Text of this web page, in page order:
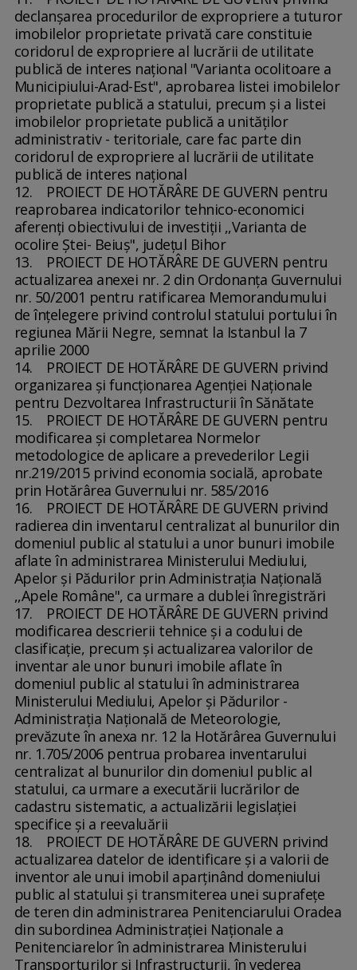
declanşarea procedurilor de expropriere a tuturor
imobilelor proprietate privată care constituie
coridorul de expropriere al lucrării de utilitate
publică de interes naţional "Varianta ocolitoare a
Municipiului-Arad-Est", aprobarea listei imobilelor
proprietate publică a statului, precum şi a listei
imobilelor proprietate publică a unităţilor
administrativ - teritoriale, care fac parte din
coridorul de expropriere al lucrării de utilitate
publică de interes naţional
12. PROIECT DE HOTĂRÂRE DE GUVERN pentru
reaprobarea indicatorilor tehnico-economici
aferenţi obiectivului de investiţii ,,Varianta de
ocolire Ştei- Beiuş", judeţul Bihor
13. PROIECT DE HOTĂRÂRE DE GUVERN pentru
actualizarea anexei nr. 2 din Ordonanţa Guvernului
nr. 50/2001 pentru ratificarea Memorandumului
de înţelegere privind controlul statului portului în
regiunea Mării Negre, semnat la Istanbul la 7
aprilie 2000
14. PROIECT DE HOTĂRÂRE DE GUVERN privind
organizarea şi funcţionarea Agenţiei Naţionale
pentru Dezvoltarea Infrastructurii în Sănătate
15. PROIECT DE HOTĂRÂRE DE GUVERN pentru
modificarea şi completarea Normelor
metodologice de aplicare a prevederilor Legii
nr.219/2015 privind economia socială, aprobate
prin Hotărârea Guvernului nr. 585/2016
16. PROIECT DE HOTĂRÂRE DE GUVERN privind
radierea din inventarul centralizat al bunurilor din
domeniul public al statului a unor bunuri imobile
aflate în administrarea Ministerului Mediului,
Apelor şi Pădurilor prin Administraţia Naţională
,,Apele Române", ca urmare a dublei înregistrări
17. PROIECT DE HOTĂRÂRE DE GUVERN privind
modificarea descrierii tehnice şi a codului de
clasificaţie, precum şi actualizarea valorilor de
inventar ale unor bunuri imobile aflate în
domeniul public al statului în administrarea
Ministerului Mediului, Apelor şi Pădurilor -
Administraţia Naţională de Meteorologie,
prevăzute în anexa nr. 12 la Hotărârea Guvernului
nr. 1.705/2006 pentrua probarea inventarului
centralizat al bunurilor din domeniul public al
statului, ca urmare a executării lucrărilor de
cadastru sistematic, a actualizării legislaţiei
specifice şi a reevaluării
18. PROIECT DE HOTĂRÂRE DE GUVERN privind
actualizarea datelor de identificare şi a valorii de
inventor ale unui imobil aparţinând domeniului
public al statului şi transmiterea unei suprafeţe
de teren din administrarea Penitenciarului Oradea
din subordinea Administraţiei Naţionale a
Penitenciarelor în administrarea Ministerului
Transporturilor şi Infrastructurii, în vederea